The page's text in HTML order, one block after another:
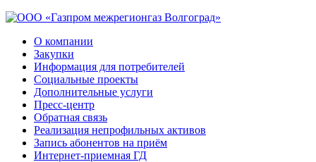
О компании
Закупки
Информация для потребителей
Социальные проекты
Дополнительные услуги
Пресс-центр
Обратная связь
Реализация непрофильных активов
Запись абонентов на приём
Интернет-приемная ГД